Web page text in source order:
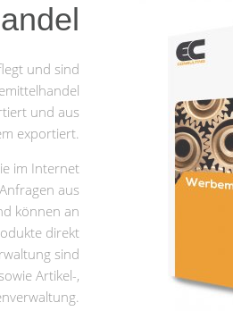
und sind
und aus
exportiert.
im Internet
aus
können an
direkt
sind
Artikel-,